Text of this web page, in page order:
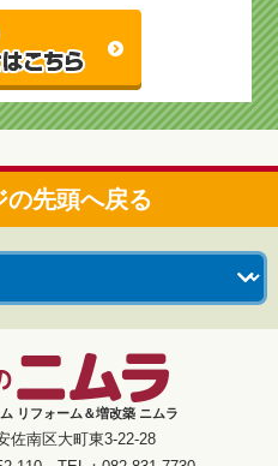
の先頭へ戻る
リフォーム＆増改築 ニムラ
佐南区大町東3-22-28